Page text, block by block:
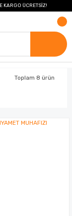
KARGO ÜCRETSİZ!
Toplam 8 ürün